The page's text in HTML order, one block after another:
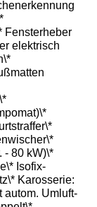
Fensterheber
elektrisch
- 80 kW)\*
Isofix-
Karosserie:
autom. Umluft-